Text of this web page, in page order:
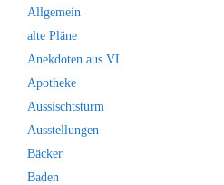
Allgemein
alte Pläne
Anekdoten aus VL
Apotheke
Aussischtsturm
Ausstellungen
Bäcker
Baden